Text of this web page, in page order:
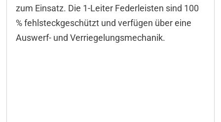
zum Einsatz. Die 1-Leiter Federleisten sind 100
% fehlsteckgeschützt und verfügen über eine
Auswerf- und Verriegelungsmechanik.